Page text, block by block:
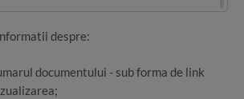
despre:
documentului - sub forma de link